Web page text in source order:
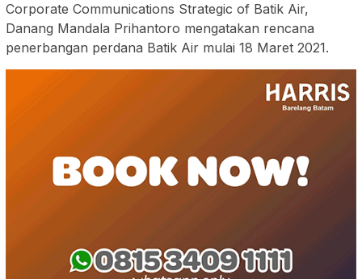
Corporate Communications Strategic of Batik Air,
Danang Mandala Prihantoro mengatakan rencana
penerbangan perdana Batik Air mulai 18 Maret 2021.